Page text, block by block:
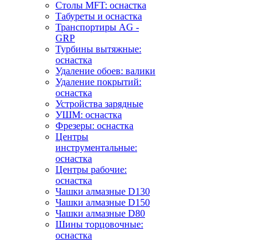
Столы MFT: оснастка
Табуреты и оснастка
Транспортиры AG -
GRP
Турбины вытяжные:
оснастка
Удаление обоев: валики
Удаление покрытий:
оснастка
Устройства зарядные
УШМ: оснастка
Фрезеры: оснастка
Центры
инструментальные:
оснастка
Центры рабочие:
оснастка
Чашки алмазные D130
Чашки алмазные D150
Чашки алмазные D80
Шины торцовочные:
оснастка